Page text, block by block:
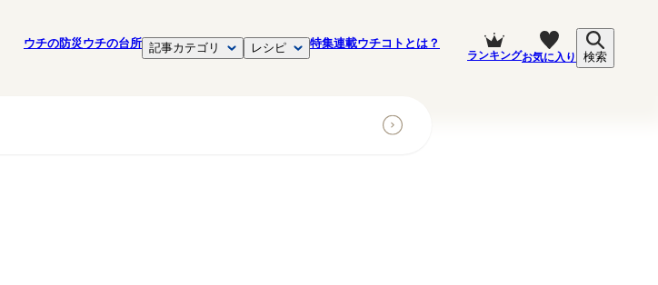
ウチの防災ウチの台所 記事カテゴリ レシピ 特集連載ウチコトとは？
ランキングお気に入り 検索